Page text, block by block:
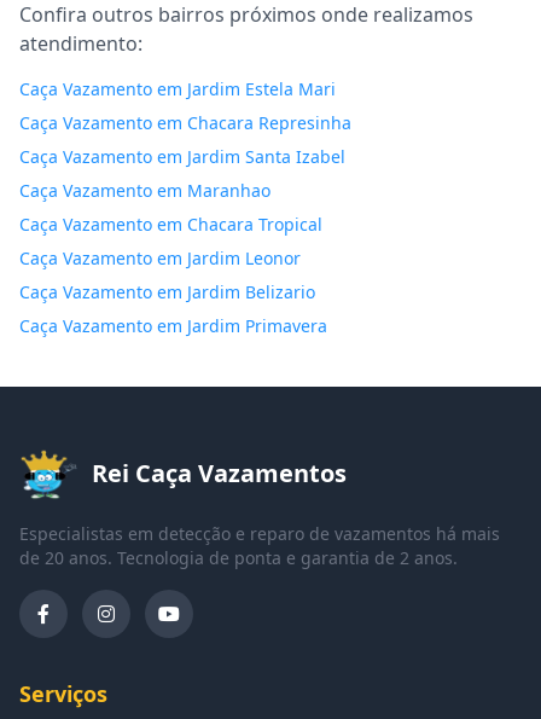
Confira outros bairros próximos onde realizamos
atendimento:
Caça Vazamento em Jardim Estela Mari
Caça Vazamento em Chacara Represinha
Caça Vazamento em Jardim Santa Izabel
Caça Vazamento em Maranhao
Caça Vazamento em Chacara Tropical
Caça Vazamento em Jardim Leonor
Caça Vazamento em Jardim Belizario
Caça Vazamento em Jardim Primavera
Rei Caça Vazamentos
Especialistas em detecção e reparo de vazamentos há mais
de 20 anos. Tecnologia de ponta e garantia de 2 anos.
Serviços